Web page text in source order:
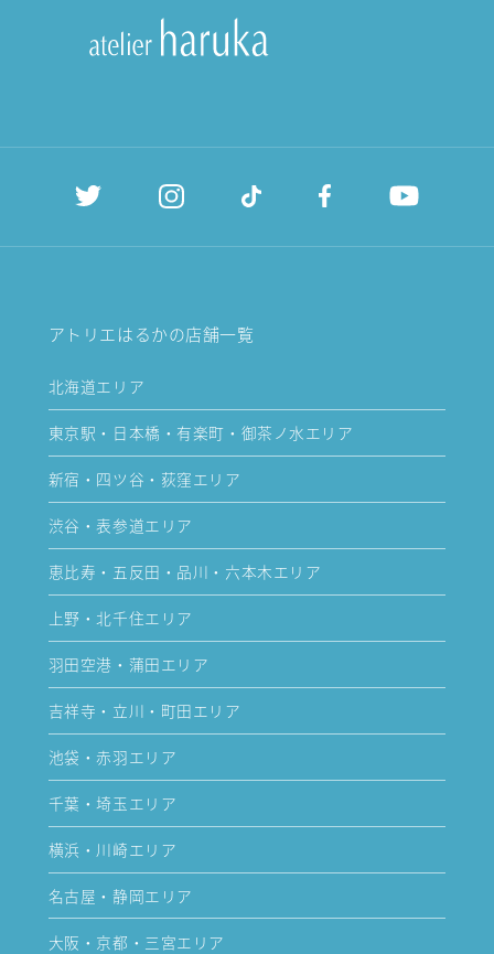
アトリエはるかの店舗一覧
北海道エリア
東京駅・日本橋・有楽町・御茶ノ水エリア
新宿・四ツ谷・荻窪エリア
渋谷・表参道エリア
恵比寿・五反田・品川・六本木エリア
上野・北千住エリア
羽田空港・蒲田エリア
吉祥寺・立川・町田エリア
池袋・赤羽エリア
千葉・埼玉エリア
横浜・川崎エリア
名古屋・静岡エリア
大阪・京都・三宮エリア